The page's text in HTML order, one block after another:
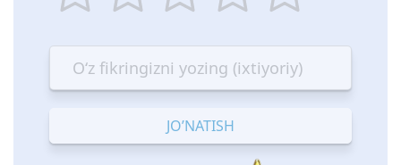
star
Terrible
stars
—
Bad
stars
—
OK
stars
—
Good
stars
—
Excellent